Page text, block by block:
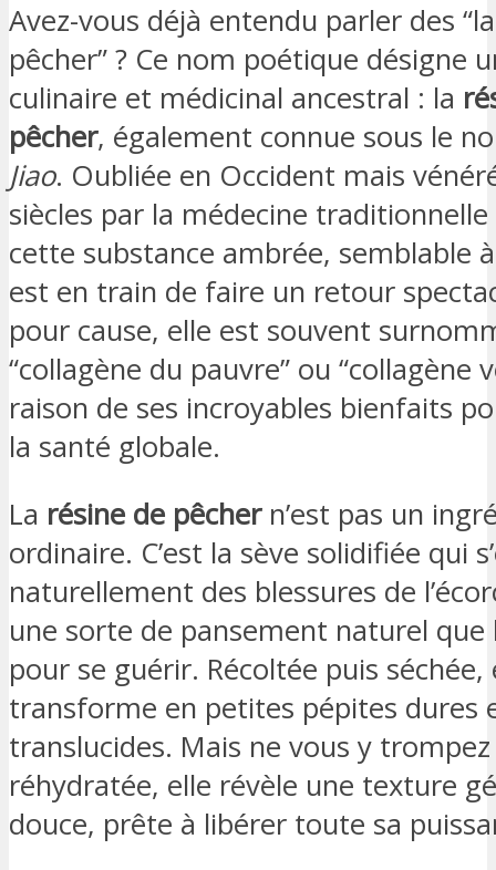
Avez-vous déjà entendu parler des
pêcher” ? Ce nom poétique désigne
culinaire et médicinal ancestral : la
pêcher, également connue sous le
Jiao. Oubliée en Occident mais
siècles par la médecine traditionnelle
cette substance ambrée, semblable
est en train de faire un retour
pour cause, elle est souvent
“collagène du pauvre” ou “collagène
raison de ses incroyables bienfaits
la santé globale.
La résine de pêchern’est pas un
ordinaire. C’est la sève solidifiée qui
naturellement des blessures de
une sorte de pansement naturel que
pour se guérir. Récoltée puis séchée,
transforme en petites pépites dures
translucides. Mais ne vous y
réhydratée, elle révèle une texture
douce, prête à libérer toute sa